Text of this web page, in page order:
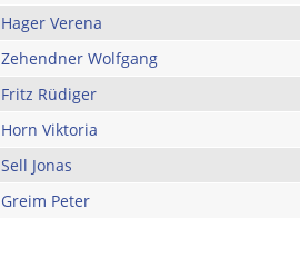
Hager Verena
Zehendner Wolfgang
Fritz Rüdiger
Horn Viktoria
Sell Jonas
Greim Peter